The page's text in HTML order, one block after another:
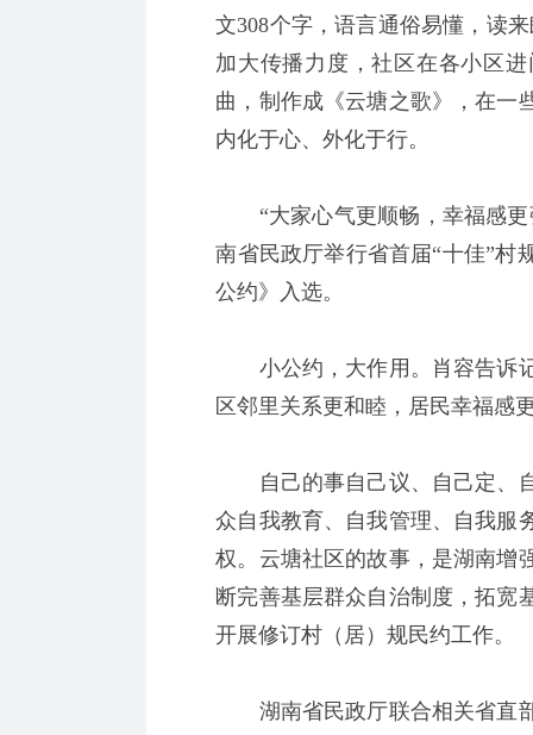
文308个字，语言通俗易懂，读
加大传播力度，社区在各小区
曲，制作成《云塘之歌》，在一
内化于心、外化于行。
“大家心气更顺畅，幸福感更
南省民政厅举行省首届“十佳”村
公约》入选。
小公约，大作用。肖容告诉记
区邻里关系更和睦，居民幸福感
自己的事自己议、自己定、自
众自我教育、自我管理、自我服
权。云塘社区的故事，是湖南增
断完善基层群众自治制度，拓宽
开展修订村（居）规民约工作。
湖南省民政厅联合相关省直部